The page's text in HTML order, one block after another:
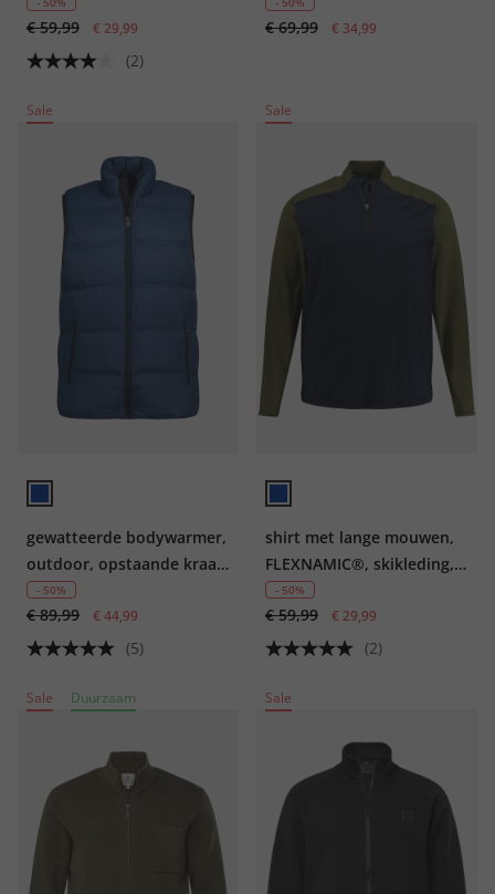
€ 59,99 € 29,99
(2)
€ 69,99 € 34,99
Sale
gewatteerde bodywarmer,
outdoor, opstaande kraag,
buik-fit, tot 8XL
- 50%
€ 89,99 € 44,99
(5)
Sale
shirt met lange mouwen,
FLEXNAMIC®, skikleding,
functioneel, QuickDry
- 50%
€ 59,99 € 29,99
(2)
Sale Duurzaam Sale